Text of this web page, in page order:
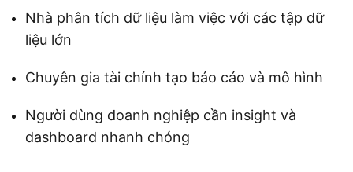
Nhà phân tích dữ liệu làm việc với các tập dữ
liệu lớn
Chuyên gia tài chính tạo báo cáo và mô hình
Người dùng doanh nghiệp cần insight và
dashboard nhanh chóng